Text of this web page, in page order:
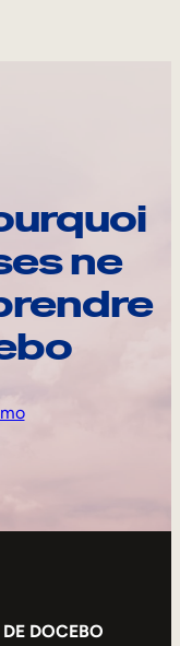
ne
DOCEBO